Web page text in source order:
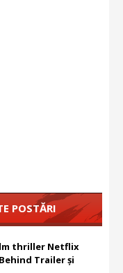
POSTĂRI
thriller Netflix
Trailer și